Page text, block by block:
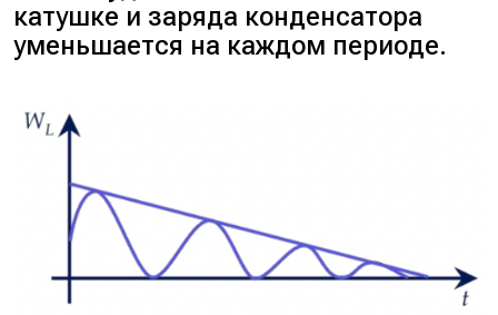
катушке и заряда конденсатора
уменьшается на каждом периоде.